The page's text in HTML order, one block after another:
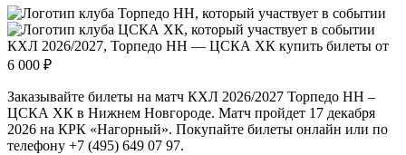
КХЛ 2026/2027, Торпедо НН — ЦСКА ХК купить билеты от
6 000 ₽
Заказывайте билеты на матч КХЛ 2026/2027 Торпедо НН –
ЦСКА ХК в Нижнем Новгороде. Матч пройдет 17 декабря
2026 на КРК «Нагорный». Покупайте билеты онлайн или по
телефону +7 (495) 649 07 97.